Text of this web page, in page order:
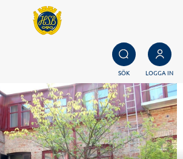
SÖK LOGGA IN